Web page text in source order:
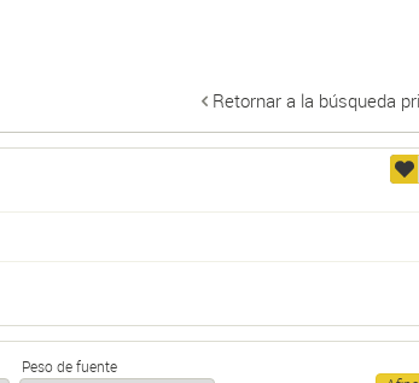
Retornar a la búsqueda
Peso de fuente